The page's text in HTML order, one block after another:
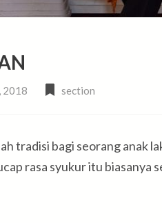
2018 section
tradisi bagi seorang anak
rasa syukur itu biasanya